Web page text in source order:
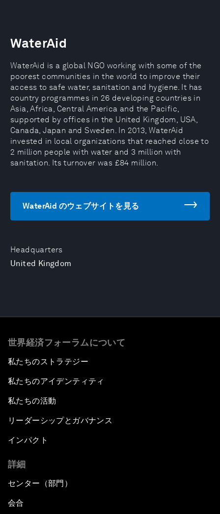
Headquarters
United Kingdom
WaterAid
WaterAid is a global NGO working with some of the
poorest communities in the world to improve their
access to safe water, sanitation and hygiene. It has
country programmes in 26 developing countries in
Asia, Africa, Central America and the Pacific,
supported by offices in the United Kingdom, USA,
Canada, Japan and Sweden. In 2013, WaterAid
invested in local organizations that reached close to
2 million people with water and 3 million with
sanitation. Its turnover was £84 million.
WaterAid のウェブサイトを見る
世界経済フォーラムについて
私たちのストラテジー
私たちのアイデンティティ
私たちの活動
リーダーシップとガバナンス
インパクト
詳細
センター（部門）
会合